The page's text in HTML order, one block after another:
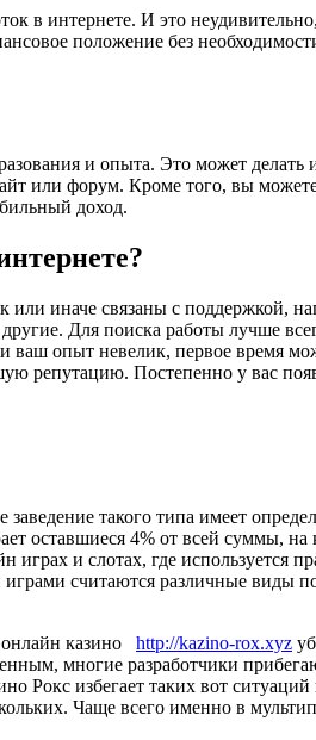
в интернете. И это
положение без
и опыта. Это может
или форум. Кроме того, вы
доход.
или иначе связаны с поддержкой,
Для поиска работы лучше
ваш опыт невелик, первое время
репутацию. Постепенно у вас
такого типа имеет
оставшиеся 4% от всей суммы,
играх и слотах, где
считаются различные виды
казино http://kazino-rox.xyz
многие разработчики
избегает таких вот ситуаций
Чаще всего именно в